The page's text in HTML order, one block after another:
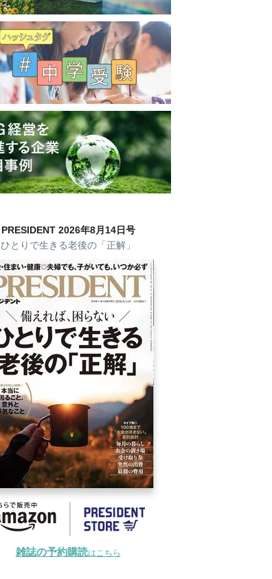
PRESIDENT 2026年8月14日号
ひとりで生きる老後の「正解」
雑誌の予約購読はこちら